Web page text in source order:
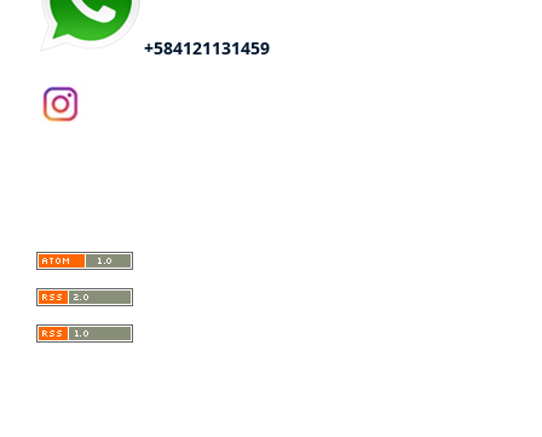
+584121131459